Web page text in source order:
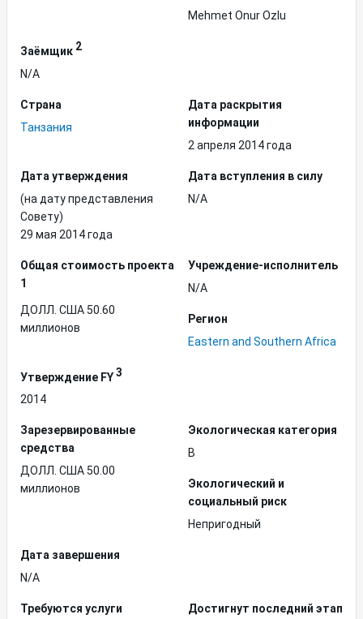
Mehmet Onur Ozlu
Заёмщик 2
N/A
Страна
Танзания
Дата раскрытия
информации
2 апреля 2014 года
Дата утверждения
(на дату представления
Совету)
29 мая 2014 года
Дата вступления в силу
N/A
Общая стоимость проекта
1
ДОЛЛ. США 50.60
миллионов
Учреждение-исполнитель
N/A
Регион
Eastern and Southern Africa
Утверждение FY3
2014
Зарезервированные
средства
ДОЛЛ. США 50.00
миллионов
Экологическая категория
B
Экологический и
социальный риск
Непригодный
Дата завершения
N/A
Требуются услуги
Достигнут последний этап